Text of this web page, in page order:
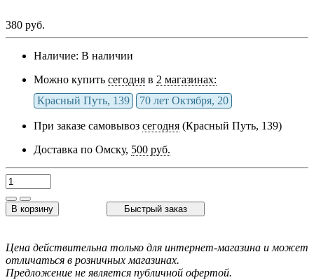
380 руб.
Наличие: В наличии
Можно купить сегодня в 2 магазинах:
Красный Путь, 139
70 лет Октября, 20
При заказе самовывоз сегодня (Красный Путь, 139)
Доставка по Омску, 500 руб.
В корзину Быстрый заказ
Цена действительна только для интернет-магазина и может
отличаться в розничных магазинах.
Предложение не является публичной офертой.